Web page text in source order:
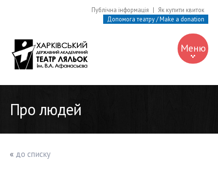
Публічна інформація |
Як купити квиток
Допомога театру / Make a donation
Меню
Про людей
« до списку